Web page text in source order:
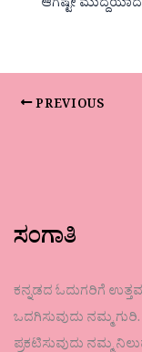
ಆಗಷ್ಟೇ
PREVIOUS
ಸಂಗಾತಿ
ಕನ್ನಡದ ಓದುಗರಿಗೆ
ಒದಗಿಸುವುದು ನಮ್ಮ
ಪ್ರಕಟಿಸುವುದು ನಮ್ಮ